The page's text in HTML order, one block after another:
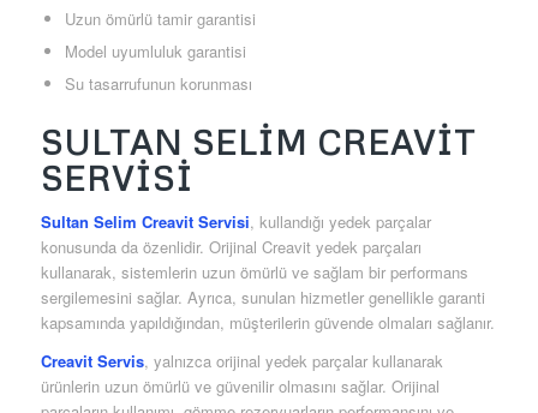
Uzun ömürlü tamir garantisi
Model uyumluluk garantisi
Su tasarrufunun korunması
SULTAN SELIM CREAVIT
SERVISI
Sultan Selim Creavit Servisi, kullandığı yedek parçalar
konusunda da özenlidir. Orijinal Creavit yedek parçaları
kullanarak, sistemlerin uzun ömürlü ve sağlam bir performans
sergilemesini sağlar. Ayrıca, sunulan hizmetler genellikle garanti
kapsamında yapıldığından, müşterilerin güvende olmaları sağlanır.
Creavit Servis, yalnızca orijinal yedek parçalar kullanarak
ürünlerin uzun ömürlü ve güvenilir olmasını sağlar. Orijinal